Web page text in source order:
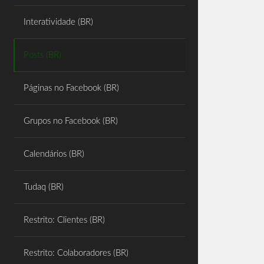
Interatividade (BR)
Posts (BR)
Páginas no Facebook (BR)
Grupos no Facebook (BR)
Calendários (BR)
Tudaq (BR)
Restrito: Clientes (BR)
Restrito: Colaboradores (BR)